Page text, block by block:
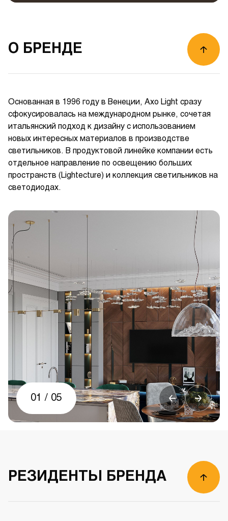
О БРЕНДЕ
Основанная в 1996 году в Венеции, Axo Light сразу
сфокусировалась на международном рынке, сочетая
итальянский подход к дизайну с использованием
новых интересных материалов в производстве
светильников. В продуктовой линейке компании есть
отдельное направление по освещению больших
пространств (Lightecture) и коллекция светильников на
светодиодах.
01 / 05
РЕЗИДЕНТЫ БРЕНДА